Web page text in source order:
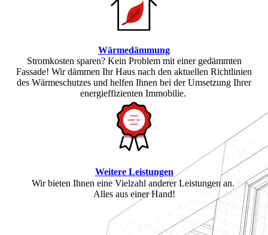
Wärmedämmung
Stromkosten sparen? Kein Problem mit einer gedämmten
Fassade! Wir dämmen Ihr Haus nach den aktuellen Richtlinien
des Wärmeschutzes und helfen Ihnen bei der Umsetzung Ihrer
energieffizienten Immobilie.
Weitere Leistungen
Wir bieten Ihnen eine Vielzahl anderer Leistungen an.
Alles aus einer Hand!